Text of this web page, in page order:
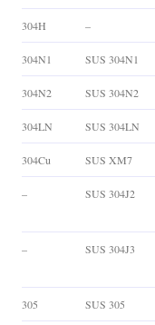
304H –
304N1 SUS 304N1
304N2 SUS 304N2
304LN SUS 304LN
304Cu SUS XM7
– SUS 304J2
– SUS 304J3
305 SUS 305